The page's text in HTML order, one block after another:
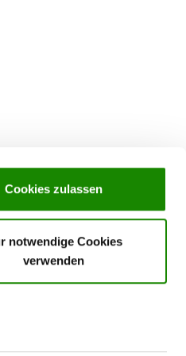
Cookies zulassen
notwendige Cookies
verwenden